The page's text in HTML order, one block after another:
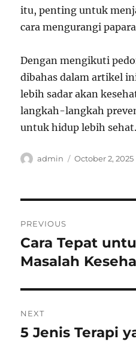
itu, penting untuk
cara mengurangi
Dengan mengikuti
dibahas dalam artikel
lebih sadar akan
langkah-langkah
untuk hidup lebih sehat.
Author
admin
Posted
October 2, 2025
navigation
PREVIOUS
Previous
post:
Cara Tepat
Masalah
NEXT
Next
5 Jenis Terapi